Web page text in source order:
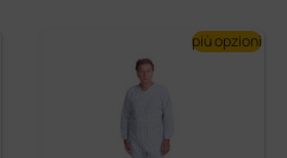
più opzioni